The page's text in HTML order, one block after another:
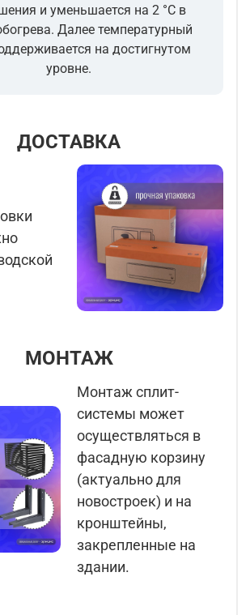
и уменьшается на 2 °С в
Далее температурный
на достигнутом
уровне.
ДОСТАВКА
МОНТАЖ
Монтаж сплит-
системы может
осуществляться в
фасадную корзину
(актуально для
новостроек) и на
кронштейны,
закрепленные на
здании.